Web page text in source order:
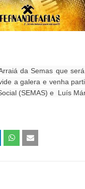
da Semas que
a galera e venha
(SEMAS) e Luís